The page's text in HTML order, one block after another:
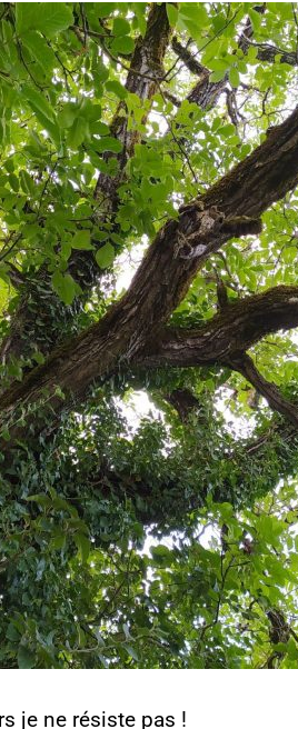
je ne résiste pas !